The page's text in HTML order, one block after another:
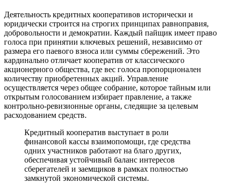
Деятельность кредитных кооперативов исторически и
юридически строится на строгих принципах равноправия,
добровольности и демократии. Каждый пайщик имеет право
голоса при принятии ключевых решений, независимо от
размера его паевого взноса или суммы сбережений. Это
кардинально отличает кооператив от классического
акционерного общества, где вес голоса пропорционален
количеству приобретенных акций. Управление
осуществляется через общее собрание, которое тайным или
открытым голосованием избирает правление, а также
контрольно-ревизионные органы, следящие за целевым
расходованием средств.
Кредитный кооператив выступает в роли
финансовой кассы взаимопомощи, где средства
одних участников работают на благо других,
обеспечивая устойчивый баланс интересов
сберегателей и заемщиков в рамках полностью
замкнутой экономической системы.